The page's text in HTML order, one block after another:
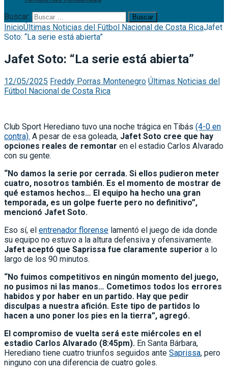
Buscar:
InicioÚltimas Noticias del Fútbol Nacional de Costa RicaJafet
Soto: “La serie está abierta”
Jafet Soto: “La serie está abierta”
12/05/2025 Freddy Porras Montenegro Últimas Noticias del
Fútbol Nacional de Costa Rica
Club Sport Herediano tuvo una noche trágica en Tibás (4-0 en
contra). A pesar de esa goleada, Jafet Soto cree que hay
opciones reales de remontar en el estadio Carlos Alvarado
con su gente.
“No damos la serie por cerrada. Si ellos pudieron meter
cuatro, nosotros también. Es el momento de mostrar de
qué estamos hechos… El equipo ha hecho una gran
temporada, es un golpe fuerte pero no definitivo”,
mencionó Jafet Soto.
Eso sí, el entrenador florense lamentó el juego de ida donde
su equipo no estuvo a la altura defensiva y ofensivamente.
Jafet aceptó que Saprissa fue claramente superior a lo
largo de los 90 minutos.
“No fuimos competitivos en ningún momento del juego,
no pusimos ni las manos… Cometimos todos los errores
habidos y por haber en un partido. Hay que pedir
disculpas a nuestra afición. Este tipo de partidos lo
hacen a uno poner los pies en la tierra”, agregó.
El compromiso de vuelta será este miércoles en el
estadio Carlos Alvarado (8:45pm). En Santa Bárbara,
Herediano tiene cuatro triunfos seguidos ante Saprissa, pero
ninguno con una diferencia de cuatro goles.